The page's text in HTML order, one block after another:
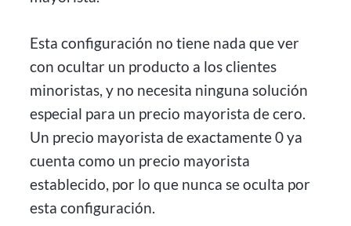
Esta configuración no tiene nada que ver
con ocultar un producto a los clientes
minoristas, y no necesita ninguna solución
especial para un precio mayorista de cero.
Un precio mayorista de exactamente 0 ya
cuenta como un precio mayorista
establecido, por lo que nunca se oculta por
esta configuración.